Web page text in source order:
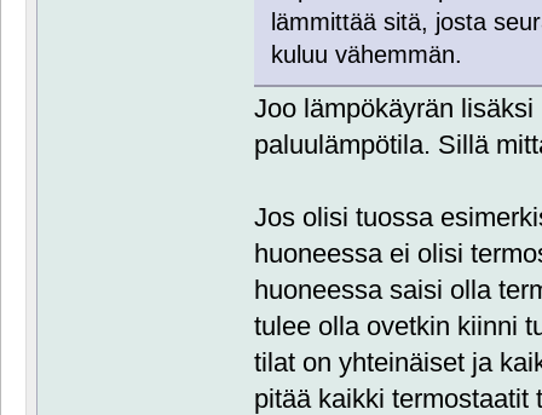
lämmittää sitä, josta
kuluu vähemmän.
Joo lämpökäyrän
paluulämpötila. Sillä
Jos olisi tuossa
huoneessa ei olisi
huoneessa saisi olla
tulee olla ovetkin kiinni
tilat on yhteinäiset ja
pitää kaikki termostaatit